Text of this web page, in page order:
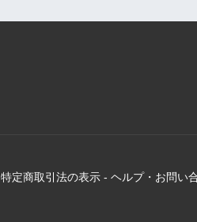
特定商取引法の表示 - ヘルプ・お問い